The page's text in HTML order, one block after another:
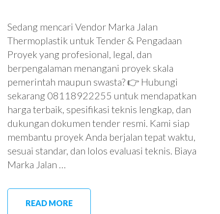
Sedang mencari Vendor Marka Jalan
Thermoplastik untuk Tender & Pengadaan
Proyek yang profesional, legal, dan
berpengalaman menangani proyek skala
pemerintah maupun swasta? 👉 Hubungi
sekarang 08118922255 untuk mendapatkan
harga terbaik, spesifikasi teknis lengkap, dan
dukungan dokumen tender resmi. Kami siap
membantu proyek Anda berjalan tepat waktu,
sesuai standar, dan lolos evaluasi teknis. Biaya
Marka Jalan …
READ MORE